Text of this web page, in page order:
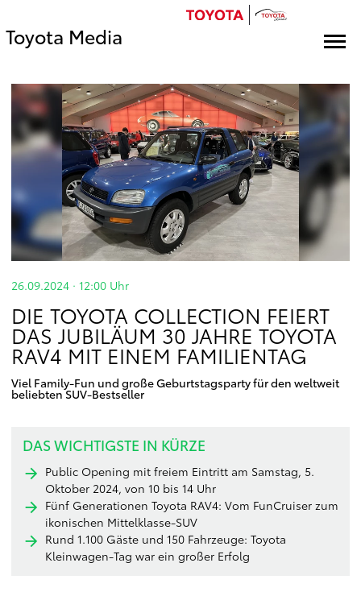
Toyota Media
26.09.2024 · 12:00 Uhr
DIE TOYOTA COLLECTION FEIERT
DAS JUBILÄUM 30 JAHRE TOYOTA
RAV4 MIT EINEM FAMILIENTAG
Viel Family-Fun und große Geburtstagsparty für den weltweit
beliebten SUV-Bestseller
DAS WICHTIGSTE IN KÜRZE
Public Opening mit freiem Eintritt am Samstag, 5.
Oktober 2024, von 10 bis 14 Uhr
Fünf Generationen Toyota RAV4: Vom FunCruiser zum
ikonischen Mittelklasse-SUV
Rund 1.100 Gäste und 150 Fahrzeuge: Toyota
Kleinwagen-Tag war ein großer Erfolg